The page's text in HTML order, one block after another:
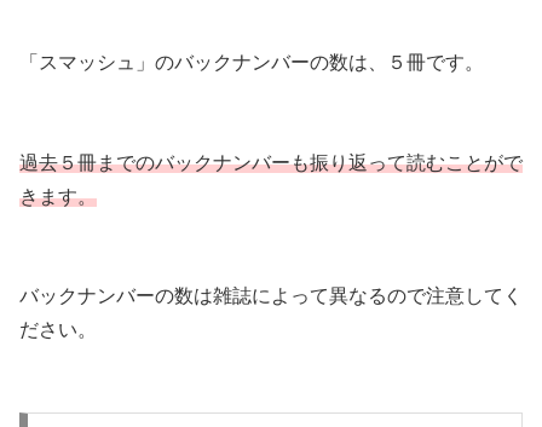
「スマッシュ」のバックナンバーの数は、５冊です。
過去５冊までのバックナンバーも振り返って読むことがで
きます。
バックナンバーの数は雑誌によって異なるので注意してく
ださい。